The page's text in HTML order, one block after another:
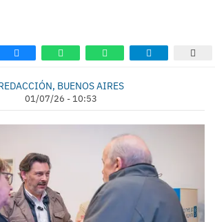
BUENOS AIRES
01/07/26 - 10:53